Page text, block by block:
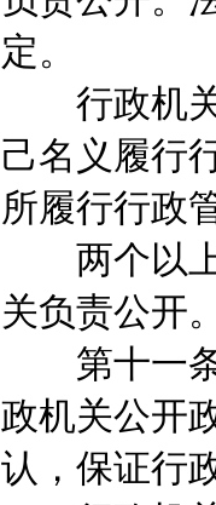
定。
行政机关
己名义履行
所履行行政
两个以上
关负责公开
第十一条
政机关公开
认，保证行